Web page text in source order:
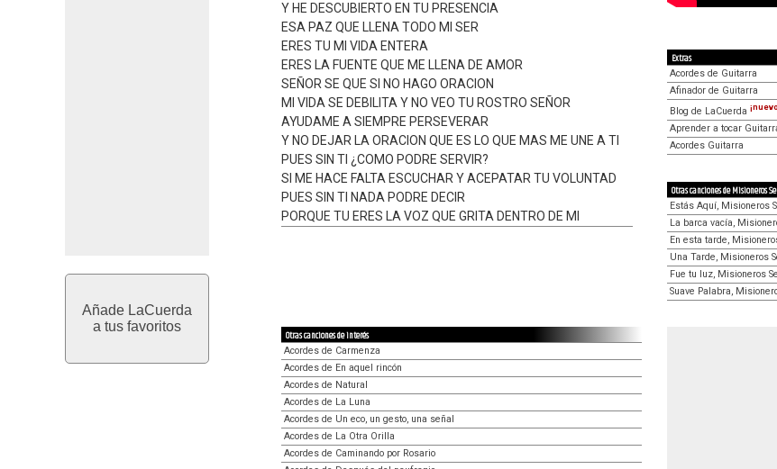
Añade LaCuerda
a tus favoritos
Y HE DESCUBIERTO EN TU PRESENCIA
ESA PAZ QUE LLENA TODO MI SER
ERES TU MI VIDA ENTERA
ERES LA FUENTE QUE ME LLENA DE AMOR
SEÑOR SE QUE SI NO HAGO ORACION
MI VIDA SE DEBILITA Y NO VEO TU ROSTRO SEÑOR
AYUDAME A SIEMPRE PERSEVERAR
Y NO DEJAR LA ORACION QUE ES LO QUE MAS ME UNE A TI
PUES SIN TI ¿COMO PODRE SERVIR?
SI ME HACE FALTA ESCUCHAR Y ACEPATAR TU VOLUNTAD
PUES SIN TI NADA PODRE DECIR
PORQUE TU ERES LA VOZ QUE GRITA DENTRO DE MI
Extras
Acordes de Guitarra
Afinador de Guitarra
Blog de LaCuerda
Aprender a tocar
Acordes Guitarra
Otras canciones de Misioneros
Estás Aquí, Misioneros
La barca vacía,
En esta tarde,
Una Tarde, Misioneros
Fue tu luz, Misioneros
Suave Palabra,
Otras canciones de interés
Acordes de Carmenza
Acordes de En aquel rincón
Acordes de Natural
Acordes de La Luna
Acordes de Un eco, un gesto, una señal
Acordes de La Otra Orilla
Acordes de Caminando por Rosario